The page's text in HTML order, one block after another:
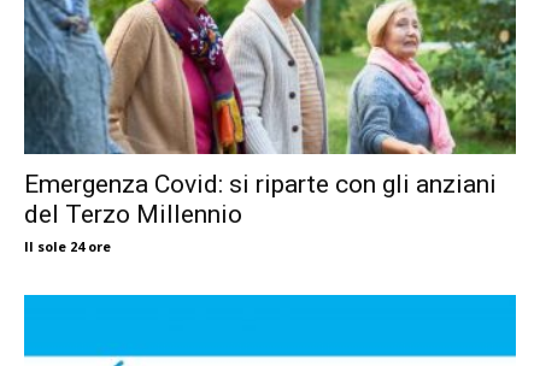
Emergenza Covid: si riparte con gli anziani
del Terzo Millennio
Il sole 24 ore